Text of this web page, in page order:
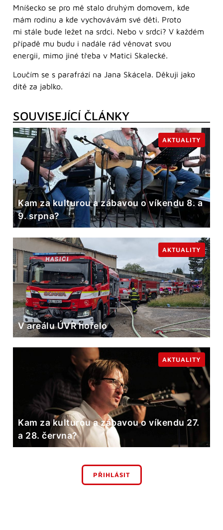
Mníšecko se pro mě stalo druhým domovem, kde
mám rodinu a kde vychovávám své děti. Proto
mi stále bude ležet na srdci. Nebo v srdci? V každém
případě mu budu i nadále rád věnovat svou
energii, mimo jiné třeba v Matici Skalecké.
Loučím se s parafrází na Jana Skácela. Děkuji jako
dítě za jablko.
SOUVISEJÍCÍ ČLÁNKY
Kam za kulturou a zábavou o víkendu 8. a
9. srpna?
AKTUALITY
V areálu ÚVR hořelo
AKTUALITY
Kam za kulturou a zábavou o víkendu 27.
a 28. června?
AKTUALITY
PŘIHLÁSIT